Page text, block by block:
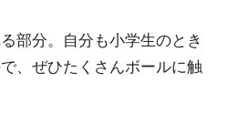
部分。自分も小学生のとき
、ぜひたくさんボールに触